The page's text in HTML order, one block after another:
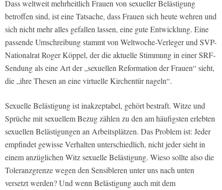
Dass weltweit mehrheitlich Frauen von sexueller Belästigung
betroffen sind, ist eine Tatsache, dass Frauen sich heute wehren und
sich nicht mehr alles gefallen lassen, eine gute Entwicklung. Eine
passende Umschreibung stammt von Weltwoche-Verleger und SVP-
Nationalrat Roger Köppel, der die aktuelle Stimmung in einer SRF-
Sendung als eine Art der „sexuellen Reformation der Frauen“ sieht,
die „ihre Thesen an eine virtuelle Kirchentür nageln“.
Sexuelle Belästigung ist inakzeptabel, gehört bestraft. Witze und
Sprüche mit sexuellem Bezug zählen zu den am häufigsten erlebten
sexuellen Belästigungen an Arbeitsplätzen. Das Problem ist: Jeder
empfindet gewisse Verhalten unterschiedlich, nicht jeder sieht in
einem anzüglichen Witz sexuelle Belästigung. Wieso sollte also die
Toleranzgrenze wegen den Sensibleren unter uns nach unten
versetzt werden? Und wenn Belästigung auch mit dem